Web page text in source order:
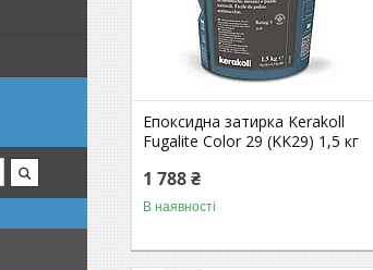
Епоксидна затирка Kerakoll
Fugalite Color 29 (KK29) 1,5 кг
1 788 ₴
В наявності